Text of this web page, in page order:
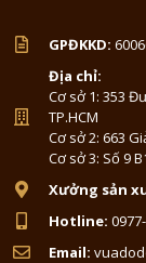
GPĐKKD:
Địa chỉ:
Cơ sở 1: 353
TP.HCM
Cơ sở 2: 663
Cơ sở 3: Số 9
Xưởng sản
Hotline:
Email: